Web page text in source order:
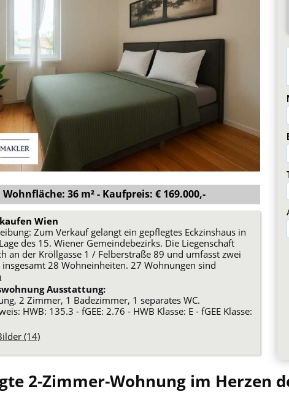
Wohnfläche: 36 m² - Kaufpreis: € 169.000,-
Wien
Zum Verkauf gelangt ein gepflegtes Eckzinshaus in
des 15. Wiener Gemeindebezirks. Die Liegenschaft
an der Kröllgasse 1 / Felberstraße 89 und umfasst zwei
insgesamt 28 Wohneinheiten. 27 Wohnungen sind
Ausstattung:
2 Zimmer, 1 Badezimmer, 1 separates WC.
HWB: 135.3 - fGEE: 2.76 - HWB Klasse: E - fGEE Klasse:
(14)
2-Zimmer-Wohnung im Herzen